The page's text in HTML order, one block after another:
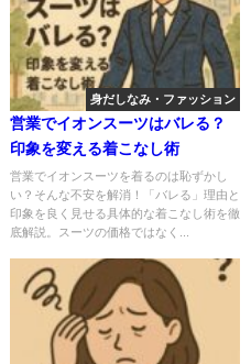
身だしなみ・ファッション
営業でイオンスーツはバレる？
印象を変える着こなし術
営業でイオンスーツを着るのは恥ずかし
い？そんな不安を解消！「バレる」理由と
印象を良く見せる具体的な着こなし術を徹
底解説。スーツの価格ではなく...